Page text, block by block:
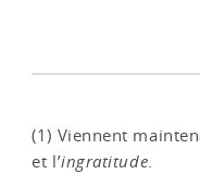
(1) Viennent
et l’ingratitude.